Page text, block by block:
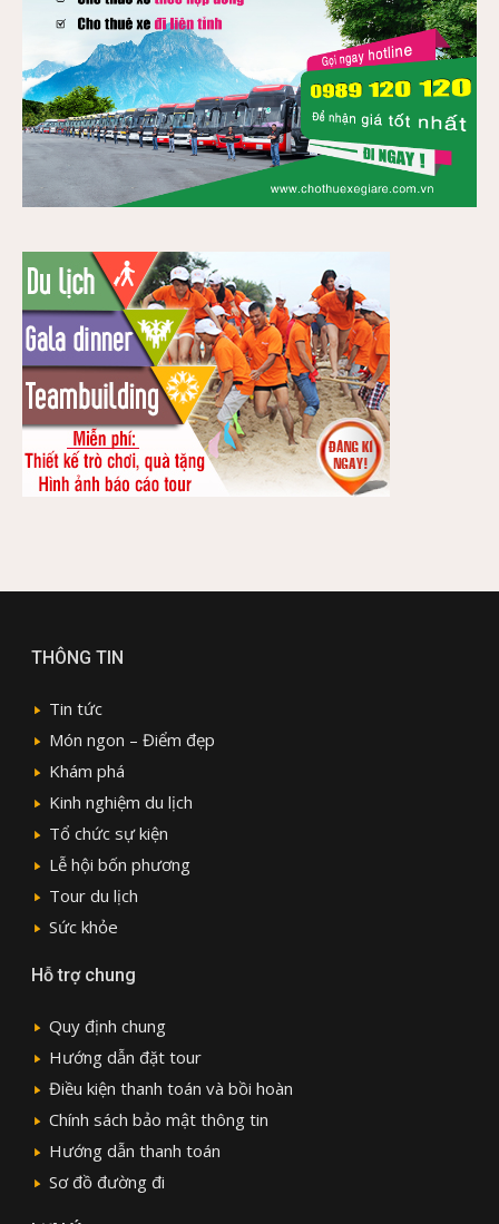
THÔNG TIN
Tin tức
Món ngon – Điểm đẹp
Khám phá
Kinh nghiệm du lịch
Tổ chức sự kiện
Lễ hội bốn phương
Tour du lịch
Sức khỏe
Hỗ trợ chung
Quy định chung
Hướng dẫn đặt tour
Điều kiện thanh toán và bồi hoàn
Chính sách bảo mật thông tin
Hướng dẫn thanh toán
Sơ đồ đường đi